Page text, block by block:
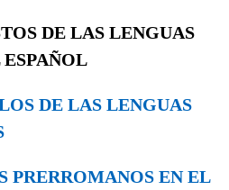
DE LAS LENGUAS
DE LAS LENGUAS
PRERROMANOS EN EL